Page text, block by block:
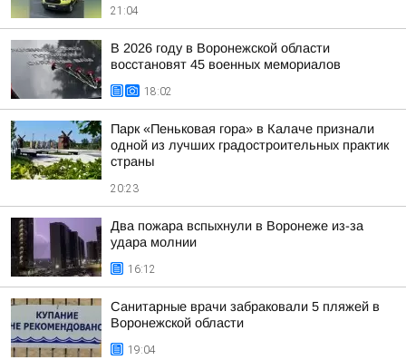
21:04
В 2026 году в Воронежской области
восстановят 45 военных мемориалов
18:02
Парк «Пеньковая гора» в Калаче признали
одной из лучших градостроительных практик
страны
20:23
Два пожара вспыхнули в Воронеже из-за
удара молнии
16:12
Санитарные врачи забраковали 5 пляжей в
Воронежской области
19:04